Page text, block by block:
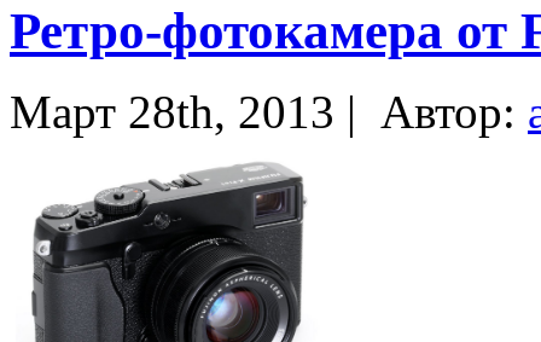
Ретро-фотокамера
Март 28th, 2013 | Автор: